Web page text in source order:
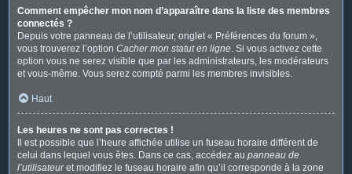
Comment empêcher mon nom d’apparaître dans la liste des membres
connectés ?
Depuis votre panneau de l’utilisateur, onglet « Préférences du forum »,
vous trouverez l’option Cacher mon statut en ligne. Si vous activez cette
option vous ne serez visible que par les administrateurs, les modérateurs
et vous-même. Vous serez compté parmi les membres invisibles.
Haut
Les heures ne sont pas correctes !
Il est possible que l’heure affichée utilise un fuseau horaire différent de
celui dans lequel vous êtes. Dans ce cas, accédez au panneau de
l’utilisateuret modifiez le fuseau horaire afin qu’il corresponde à la zone